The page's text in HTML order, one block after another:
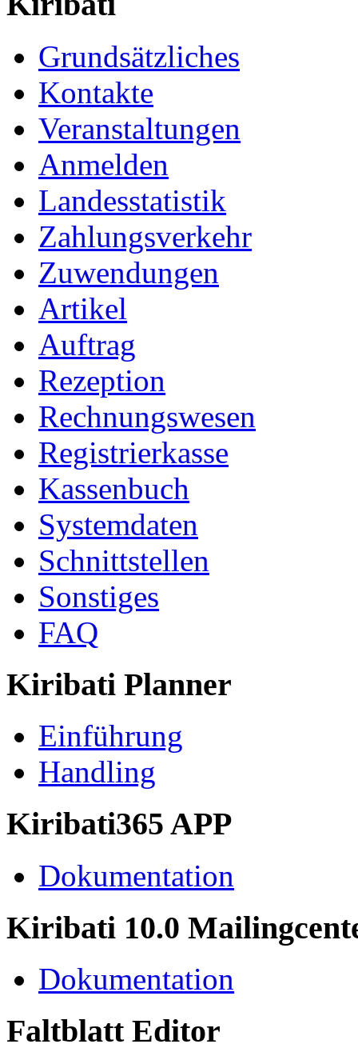
Grundsätzliches
Kontakte
Veranstaltungen
Anmelden
Landesstatistik
Zahlungsverkehr
Zuwendungen
Artikel
Auftrag
Rezeption
Rechnungswesen
Registrierkasse
Kassenbuch
Systemdaten
Schnittstellen
Sonstiges
FAQ
Kiribati Planner
Einführung
Handling
Kiribati365 APP
Dokumentation
Kiribati 10.0
Dokumentation
Faltblatt Editor